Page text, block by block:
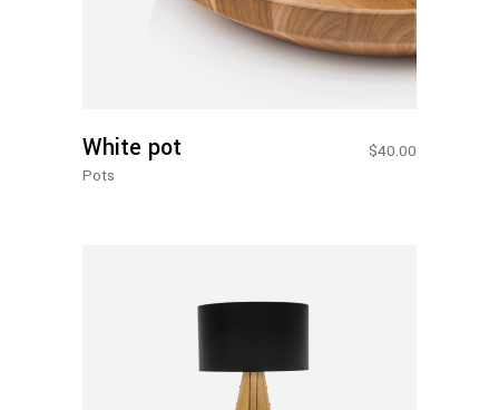
White pot $40.00
Pots